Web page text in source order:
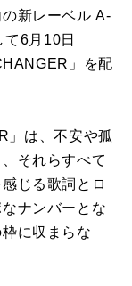
新レーベル A-
て6月 10日
」を配
」は、不安や孤
それらすべて
じる歌詞とロ
ナンバーとな
に収まらな